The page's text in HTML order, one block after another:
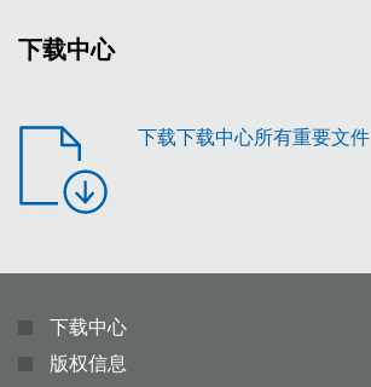
下载中心
下载下载中心所有重要文件
下载中心
版权信息